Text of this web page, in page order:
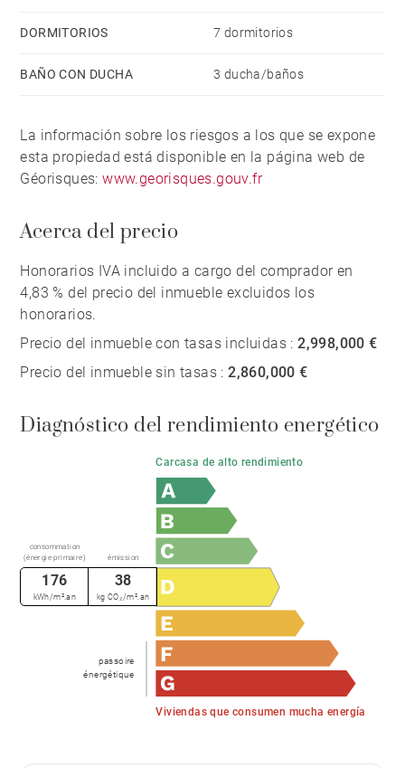
DORMITORIOS 7 dormitorios
BAÑO CON DUCHA 3 ducha/baños
La información sobre los riesgos a los que se expone
esta propiedad está disponible en la página web de
Géorisques:www.georisques.gouv.fr
Acerca del precio
Honorarios IVA incluido a cargo del comprador en
4,83 % del precio del inmueble excluidos los
honorarios.
Precio del inmueble con tasas incluidas :2,998,000 €
Precio del inmueble sin tasas :2,860,000 €
Diagnóstico del rendimiento energético
Carcasa de alto rendimiento
Viviendas que consumen mucha energía
passoire
énergétique
consommation
(énergie primaire)
émission
176
kWh/m².an
38
kg CO₂/m².an